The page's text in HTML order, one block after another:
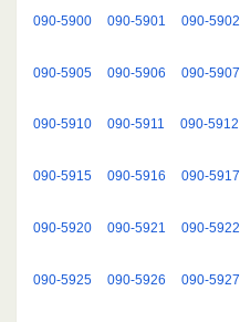
090-5900 090-5901 090-5902
090-5905 090-5906 090-5907
090-5910 090-5911 090-5912
090-5915 090-5916 090-5917
090-5920 090-5921 090-5922
090-5925 090-5926 090-5927